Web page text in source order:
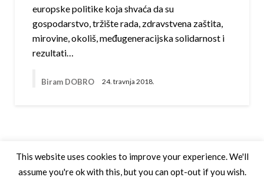
europske politike koja shvaća da su
gospodarstvo, tržište rada, zdravstvena zaštita,
mirovine, okoliš, međugeneracijska solidarnost i
rezultati…
Biram DOBRO 24. travnja 2018.
This website uses cookies to improve your experience. We'll
assume you're ok with this, but you can opt-out if you wish.